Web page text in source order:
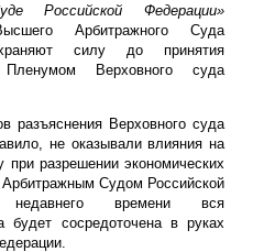
Российской Федерации»
Арбитражного Суда
силу до принятия
Верховного суда
разъяснения Верховного суда
не оказывали влияния на
при разрешении экономических
Судом Российской
времени вся
будет сосредоточена в руках